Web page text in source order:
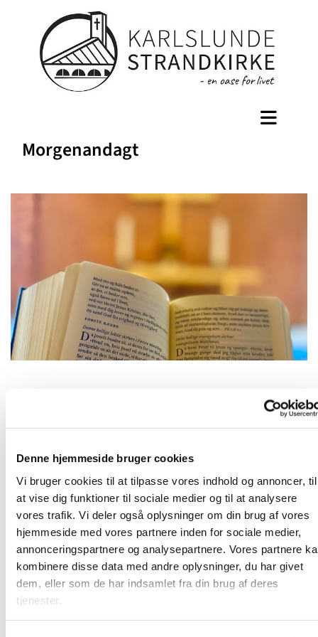
Denne hjemmeside bruger cookies
Vi bruger cookies til at tilpasse vores indhold og annoncer, til
at vise dig funktioner til sociale medier og til at analysere
vores trafik. Vi deler også oplysninger om din brug af vores
hjemmeside med vores partnere inden for sociale medier,
annonceringspartnere og analysepartnere. Vores partnere
kombinere disse data med andre oplysninger, du har givet
dem, eller som de har indsamlet fra din brug af deres
tjenester.
Morgenandagt
Fredag 26. november 2027, kl. 09:00
2690 Karlslunde
Frivillige og ansatte mødes til morgenandagt. Her taler vi
om det, som vi gerne vil have bedt en bøn for, og vi synger
et par sange. Bagefter er der kaffe. Vi sidder i "bunden" af
kirkerummet (sideskibet) - så kom ind og vær med!